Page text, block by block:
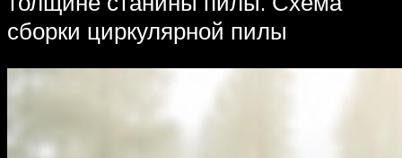
сборки циркулярной пилы